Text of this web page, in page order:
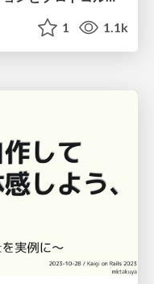
1 1.1k